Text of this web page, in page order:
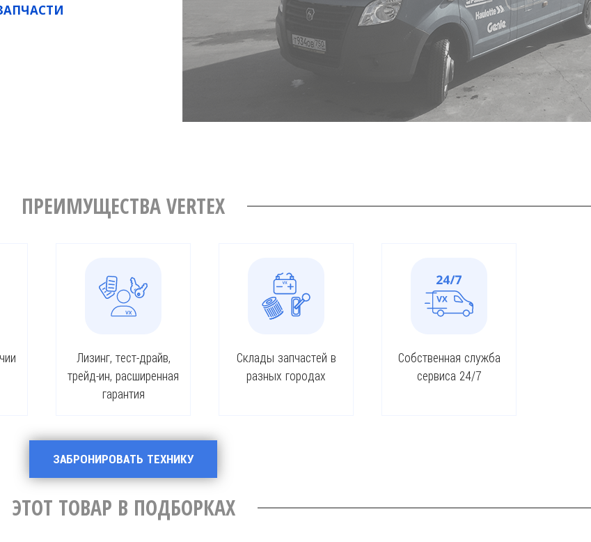
ПРЕИМУЩЕСТВА VERTEX
Лизинг, тест-драйв,
трейд-ин, расширенная
гарантия
Склады запчастей в
разных городах
Собственная служба
сервиса 24/7
ЗАБРОНИРОВАТЬ ТЕХНИКУ
ЭТОТ ТОВАР В ПОДБОРКАХ